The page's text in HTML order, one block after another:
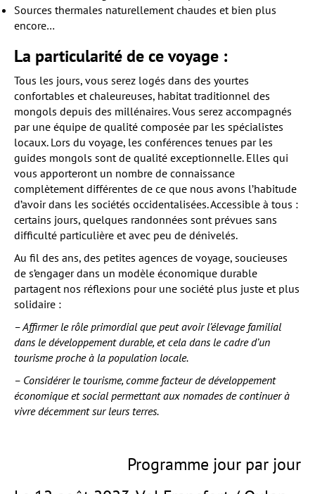
Sources thermales naturellement chaudes et bien plus
encore…
La particularité de ce voyage :
Tous les jours, vous serez logés dans des yourtes
confortables et chaleureuses, habitat traditionnel des
mongols depuis des millénaires. Vous serez accompagnés
par une équipe de qualité composée par les spécialistes
locaux. Lors du voyage, les conférences tenues par les
guides mongols sont de qualité exceptionnelle. Elles qui
vous apporteront un nombre de connaissance
complètement différentes de ce que nous avons l’habitude
d’avoir dans les sociétés occidentalisées. Accessible à tous :
certains jours, quelques randonnées sont prévues sans
difficulté particulière et avec peu de dénivelés.
Au fil des ans, des petites agences de voyage, soucieuses
de s’engager dans un modèle économique durable
partagent nos réflexions pour une société plus juste et plus
solidaire :
– Affirmer le rôle primordial que peut avoir l’élevage familial
dans le développement durable, et cela dans le cadre d’un
tourisme proche à la population locale.
– Considérer le tourisme, comme facteur de développement
économique et social permettant aux nomades de continuer à
vivre décemment sur leurs terres.
Programme jour par jour